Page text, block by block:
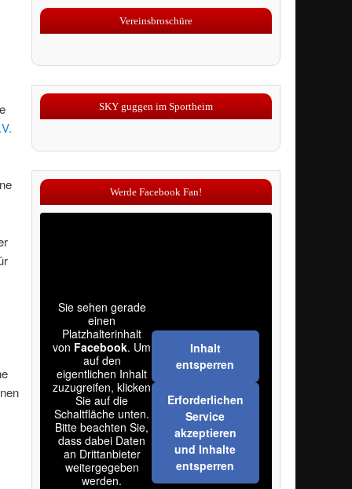
Vereinsbroschüre
SKY guggen im Sportheim
Werde Facebook Fan!
Sie sehen gerade
einen
Platzhalterinhalt
von Facebook. Um
auf den
eigentlichen Inhalt
zuzugreifen, klicken
Sie auf die
Schaltfläche unten.
Bitte beachten Sie,
dass dabei Daten
an Drittanbieter
weitergegeben
werden.
Inhalt
entsperren
Erforderlichen
Service
akzeptieren
und Inhalte
entsperren